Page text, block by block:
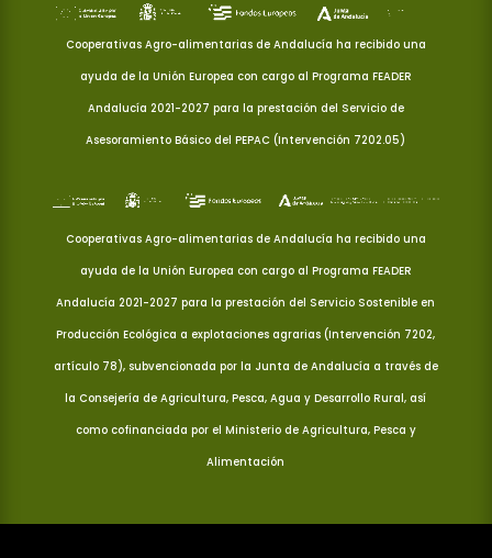
Cooperativas Agro-alimentarias de Andalucía ha recibido una
ayuda de la Unión Europea con cargo al Programa FEADER
Andalucía 2021-2027 para la prestación del Servicio de
Asesoramiento Básico del PEPAC (Intervención 7202.05)
Cooperativas Agro-alimentarias de Andalucía ha recibido una
ayuda de la Unión Europea con cargo al Programa FEADER
Andalucía 2021-2027 para la prestación del Servicio Sostenible en
Producción Ecológica a explotaciones agrarias (Intervención 7202,
artículo 78), subvencionada por la Junta de Andalucía a través de
la Consejería de Agricultura, Pesca, Agua y Desarrollo Rural, así
como cofinanciada por el Ministerio de Agricultura, Pesca y
Alimentación